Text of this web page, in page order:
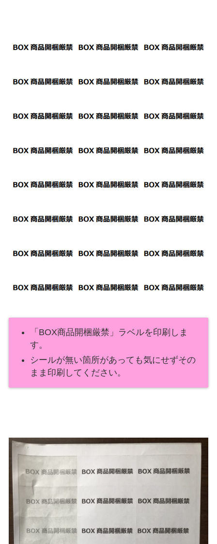
「BOX商品開梱厳禁」ラベルを印刷しま
す。
シールが無い箇所があっても気にせずその
まま印刷してください。